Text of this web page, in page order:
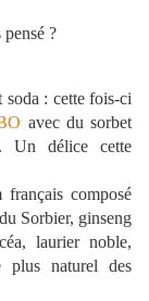
?
: cette fois-ci
avec du sorbet
Un délice cette
composé
Sorbier, ginseng
laurier noble,
plus naturel des